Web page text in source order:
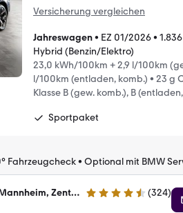
Versicherung vergleichen
Jahreswagen• EZ 01/2026•
Hybrid (Benzin/Elektro)
23,0 kWh/100km + 2,9 l/100km
l/100km (entladen, komb.) • 23 g
Klasse B (gew. komb.), B
Sportpaket
Fahrzeugcheck• Optional mit BMW
BMW AG, Niederlassung Mannheim, Zentrum Gebrauchte Automobile 4.6 Sterne (324)